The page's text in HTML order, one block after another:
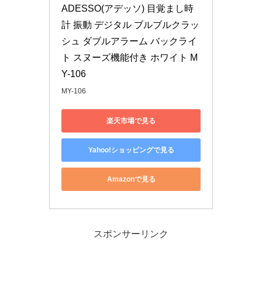
ADESSO(アデッソ) 目覚まし時
計 振動 デジタル ブルブルクラッ
シュ ダブルアラーム バックライ
ト スヌーズ機能付き ホワイト M
Y-106
MY-106
楽天市場で見る
Yahoo!ショッピングで見る
Amazonで見る
スポンサーリンク